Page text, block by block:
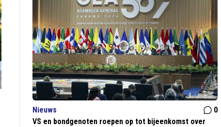
Nieuws
0
VS en bondgenoten roepen op tot bijeenkomst over